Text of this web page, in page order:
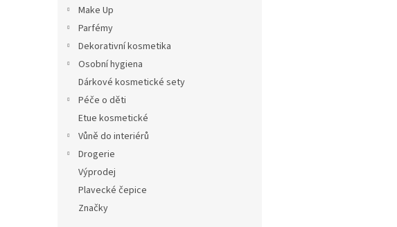
Make Up
Parfémy
Dekorativní kosmetika
Osobní hygiena
Dárkové kosmetické sety
Péče o děti
Etue kosmetické
Vůně do interiérů
Drogerie
Výprodej
Plavecké čepice
Značky